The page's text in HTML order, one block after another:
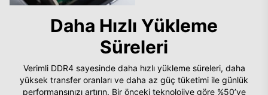
Daha Hızlı Yükleme
Süreleri
Verimli DDR4 sayesinde daha hızlı yükleme süreleri, daha
yüksek transfer oranları ve daha az güç tüketimi ile günlük
performansınızı artırın. Bir önceki teknolojiye göre %50’ye